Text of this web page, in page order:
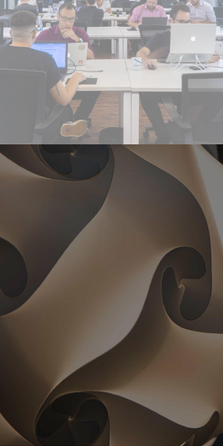
Existem muitos tipos de coworkings que fazem você perder
tempo, que custam caro e não ajudam a focar. Alguns que se
dizem coworking, mas na verdade são salas fechadas sem
possibilidade de networking. A GOWORK cria espaços de
trabalho onde você pode realizar networking e ter foco ao
mesmo tempo. Em nosso modelo, mais de 2000 realizadores
brasileiros trocam conhecimento e serviços todos os dias, e
70% deles já realizaram negócios entre si.
Quanto custa um escritório compartilhado?
CONTRATOS E PLANOS FLEXÍVEIS TODOS OS
COWORKINGS TÊM!
A GOWORK VAI MUITO ALÉM.
Um escritório compartilhado pode ser barato, mas não possuir
benefícios inclusos. Um escritório de alto padrão pode ser
caro e você ainda teria que investir na reforma. Trabalhar em
casa nem sempre te mantém focado. Na GOWORK você tem o
melhor custo benefício: um escritório de alto padrão pelo
preço de um escritório compartilhado. Flexibilidade mês a mês.
Além de todas as vantagens do modelo de contrato de um
E SE VOCÊ PRECISAR DE UM CONTRATO ESPECIAL, PODE
CONTAR COM A GOWORK. NÓS ESTAMOS AQUI PARA TE